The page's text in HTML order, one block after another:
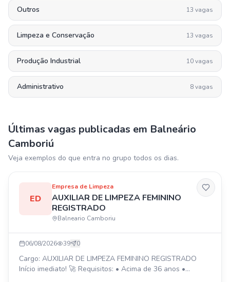
Outros 13 vagas
Limpeza e Conservação 13 vagas
Produção Industrial 10vagas
Administrativo 8vagas
Últimas vagas publicadas em Balneário
Camboriú
Veja exemplos do que entra no grupo todos os dias.
ED
Empresa de Limpeza
AUXILIAR DE LIMPEZA FEMININO
REGISTRADO
Balneario Camboriu
06/08/2026 39 0
Cargo: AUXILIAR DE LIMPEZA FEMININO REGISTRADO
Início imediato! 🚀 Requisitos: • Acima de 36 anos •